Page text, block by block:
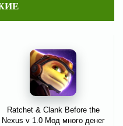
Ratchet & Clank Before the
Nexus v 1.0 Мод много денег